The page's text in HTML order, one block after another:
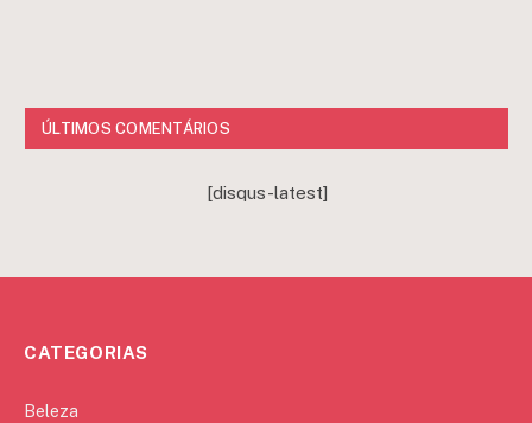
ÚLTIMOS COMENTÁRIOS
[disqus-latest]
CATEGORIAS
Beleza